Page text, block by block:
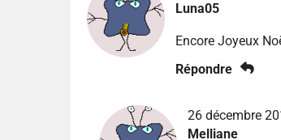
Luna05
Encore Joyeux
Répondre
26 décembre
Melliane